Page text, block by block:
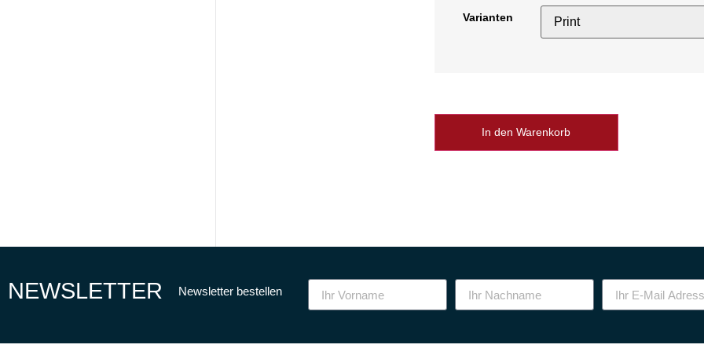
Varianten
In den Warenkorb
NEWSLETTER Newsletter bestellen